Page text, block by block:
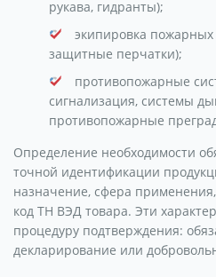
рукава, гидранты);
экипировка пожарных
защитные перчатки);
противопожарные
сигнализация, системы
противопожарные
Определение необходимости
точной идентификации
назначение, сфера
код ТН ВЭД товара. Эти
процедуру подтверждения:
декларирование или